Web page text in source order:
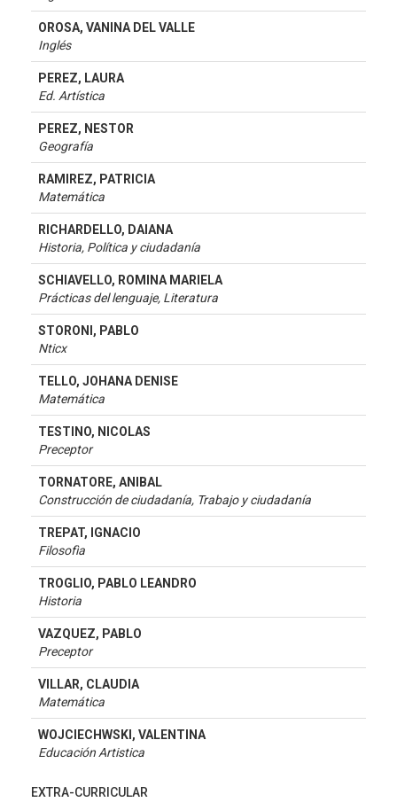
OROSA, VANINA DEL VALLE
Inglés
PEREZ, LAURA
Ed. Artística
PEREZ, NESTOR
Geografía
RAMIREZ, PATRICIA
Matemática
RICHARDELLO, DAIANA
Historia, Política y ciudadanía
SCHIAVELLO, ROMINA MARIELA
Prácticas del lenguaje, Literatura
STORONI, PABLO
Nticx
TELLO, JOHANA DENISE
Matemática
TESTINO, NICOLAS
Preceptor
TORNATORE, ANIBAL
Construcción de ciudadanía, Trabajo y ciudadanía
TREPAT, IGNACIO
Filosofìa
TROGLIO, PABLO LEANDRO
Historia
VAZQUEZ, PABLO
Preceptor
VILLAR, CLAUDIA
Matemática
WOJCIECHWSKI, VALENTINA
Educación Artistica
EXTRA-CURRICULAR